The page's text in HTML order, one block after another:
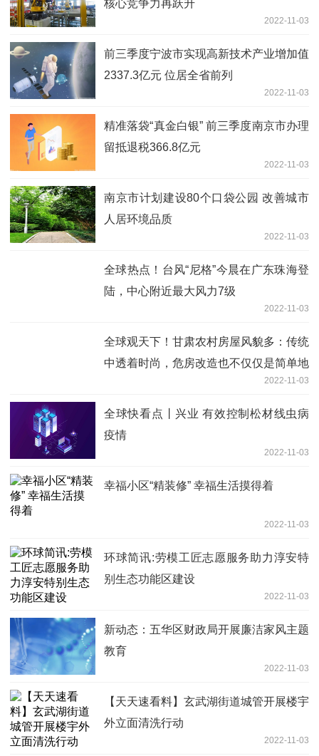
核心竞争力再跃升
2022-11-03
前三季度宁波市实现高新技术产业增加值
2337.3亿元 位居全省前列
2022-11-03
精准落袋“真金白银” 前三季度南京市办理
留抵退税366.8亿元
2022-11-03
南京市计划建设80个口袋公园 改善城市
人居环境品质
2022-11-03
全球热点！台风“尼格”今晨在广东珠海登
陆，中心附近最大风力7级
2022-11-03
全球观天下！甘肃农村房屋风貌多：传统
中透着时尚，危房改造也不仅仅是简单地
2022-11-03
全球快看点丨兴业 有效控制松材线虫病
疫情
2022-11-03
幸福小区“精装修” 幸福生活摸得着
2022-11-03
环球简讯:劳模工匠志愿服务助力淳安特
别生态功能区建设
2022-11-03
新动态：五华区财政局开展廉洁家风主题
教育
2022-11-03
【天天速看料】玄武湖街道城管开展楼宇
外立面清洗行动
2022-11-03